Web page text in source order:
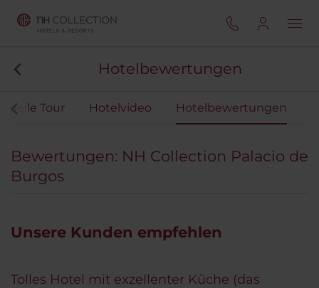
Hotelbewertungen
Tour Hotelvideo Hotelbewertungen
Bewertungen: NH Collection Palacio de
Burgos
Unsere Kunden empfehlen
Tolles Hotel mit exzellenter Küche (das